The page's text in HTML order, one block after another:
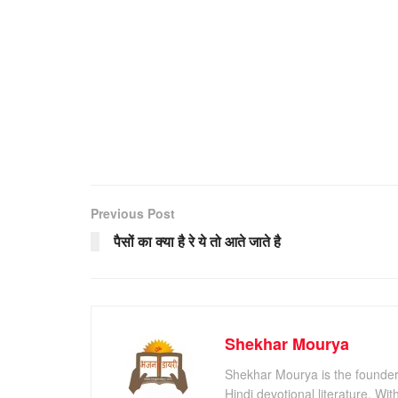
Previous Post
पैसों का क्या है रे ये तो आते जाते है
Shekhar Mourya
Shekhar Mourya is the
Hindi devotional literature.